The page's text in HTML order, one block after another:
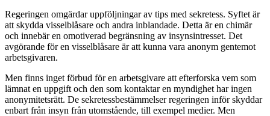
Regeringen omgärdar uppföljningar av tips med sekretess. Syftet är
att skydda visselblåsare och andra inblandade. Detta är en chimär
och innebär en omotiverad begränsning av insynsintresset. Det
avgörande för en visselblåsare är att kunna vara anonym gentemot
arbetsgivaren.
Men finns inget förbud för en arbetsgivare att efterforska vem som
lämnat en uppgift och den som kontaktar en myndighet har ingen
anonymitetsrätt. De sekretessbestämmelser regeringen inför skyddar
enbart från insyn från utomstående, till exempel medier. Men